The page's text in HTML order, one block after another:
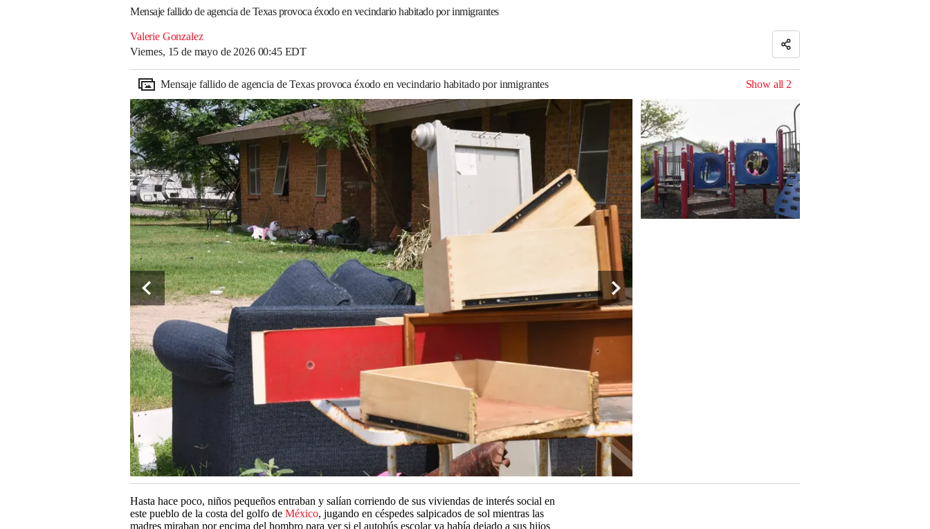
Mensaje fallido de agencia de Texas provoca éxodo en vecindario habitado por inmigrantes
Valerie Gonzalez
Viernes, 15 de mayo de 2026 00:45 EDT
Mensaje fallido de agencia de Texas provoca éxodo en vecindario habitado por inmigrantes Show all 2
Hasta hace poco, niños pequeños entraban y salían corriendo de sus viviendas de interés social en
este pueblo de la costa del golfo de México, jugando en céspedes salpicados de sol mientras las
madres miraban por encima del hombro para ver si el autobús escolar ya había dejado a sus hijos